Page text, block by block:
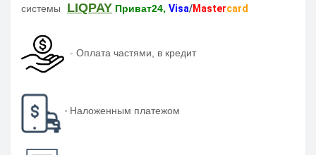
системы LIQPAY Приват24, Visa/Mastercard
- Оплата частями, в кредит
- Наложенным платежом